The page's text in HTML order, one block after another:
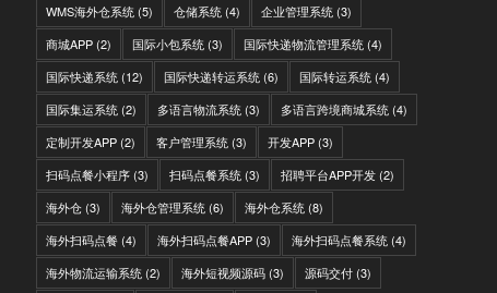
WMS海外仓系统 (5) 仓储系统 (4) 企业管理系统 (3)
商城APP(2) 国际小包系统 (3) 国际快递物流管理系统 (4)
国际快递系统 (12) 国际快递转运系统 (6) 国际转运系统 (4)
国际集运系统 (2) 多语言物流系统 (3) 多语言跨境商城系统 (4)
定制开发APP(2) 客户管理系统 (3) 开发APP(3)
扫码点餐小程序(3) 扫码点餐系统 (3) 招聘平台APP开发(2)
海外仓(3) 海外仓管理系统 (6) 海外仓系统 (8)
海外扫码点餐(4) 海外扫码点餐APP(3) 海外扫码点餐系统 (4)
海外物流运输系统 (2) 海外短视频源码(3) 源码交付(3)